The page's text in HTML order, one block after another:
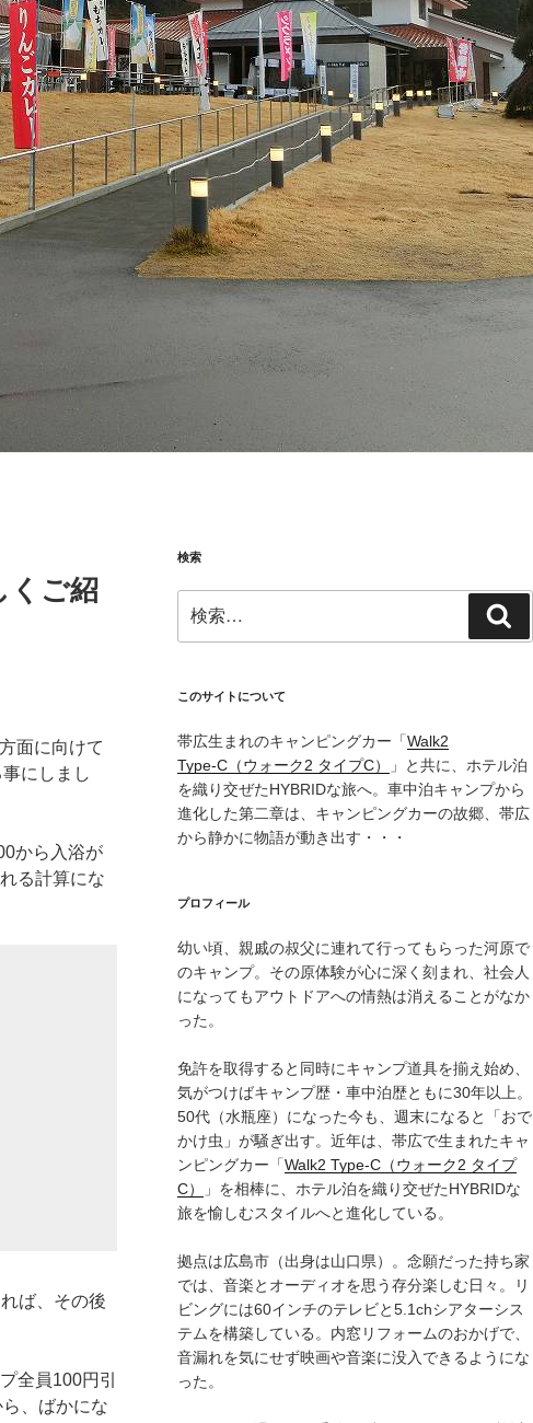
くご紹
面に向けて
事にしまし
から入浴が
る計算にな
ば、その後
全員100円引
、ばかにな
検索
索:
索
このサイトについて
帯広生まれのキャンピングカー「Walk2
Type‑C（ウォーク2 タイプC）
」と共に、ホテル泊
を織り交ぜたHYBRIDな旅へ。車中泊キャンプから
進化した第二章は、キャンピングカーの故郷、帯広
から静かに物語が動き出す・・・
プロフィール
幼い頃、親戚の叔父に連れて行ってもらった河原で
のキャンプ。その原体験が心に深く刻まれ、社会人
になってもアウトドアへの情熱は消えることがなか
った。
免許を取得すると同時にキャンプ道具を揃え始め、
気がつけばキャンプ歴・車中泊歴ともに30年以上。
50代（水瓶座）になった今も、週末になると「おで
かけ虫」が騒ぎ出す。近年は、帯広で生まれたキャ
ンピングカー「Walk2 Type‑C（ウォーク2 タイプ
C）
」を相棒に、ホテル泊を織り交ぜたHYBRIDな
旅を愉しむスタイルへと進化している。
拠点は広島市（出身は山口県）。念願だった持ち家
では、音楽とオーディオを思う存分楽しむ日々。リ
ビングには60インチのテレビと5.1chシアターシス
テムを構築している。内窓リフォームのおかげで、
音漏れを気にせず映画や音楽に没入できるようにな
った。